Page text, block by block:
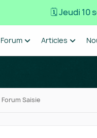
🗓️ Jeudi 10
Forum Articles
Forum Saisie